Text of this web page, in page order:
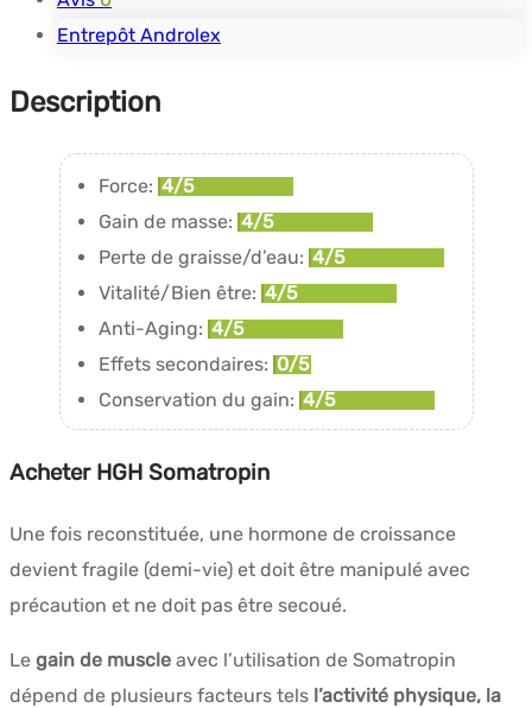
Entrepôt Androlex
Description
Force: 4/5
Gain de masse: 4/5
Perte de graisse/d’eau: 4/5
Vitalité/Bien être: 4/5
Anti-Aging: 4/5
Effets secondaires: 0/5
Conservation du gain: 4/5
Acheter HGH Somatropin
Une fois reconstituée, une hormone de croissance
devient fragile (demi-vie) et doit être manipulé avec
précaution et ne doit pas être secoué.
Le gain de muscle avec l’utilisation de Somatropin
dépend de plusieurs facteurs tels l’activité physique, la